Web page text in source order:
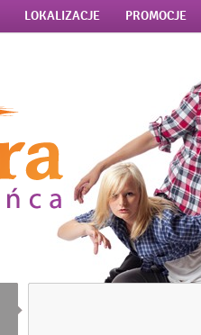
LOKALIZACJE PROMOCJE